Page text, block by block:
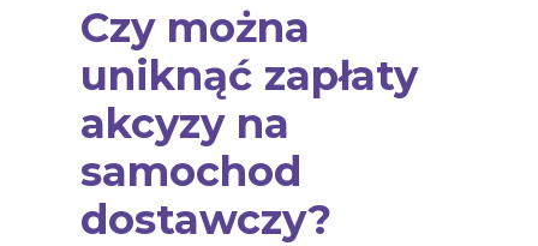
Czy można
uniknąć zapłaty
akcyzy na
samochod
dostawczy?